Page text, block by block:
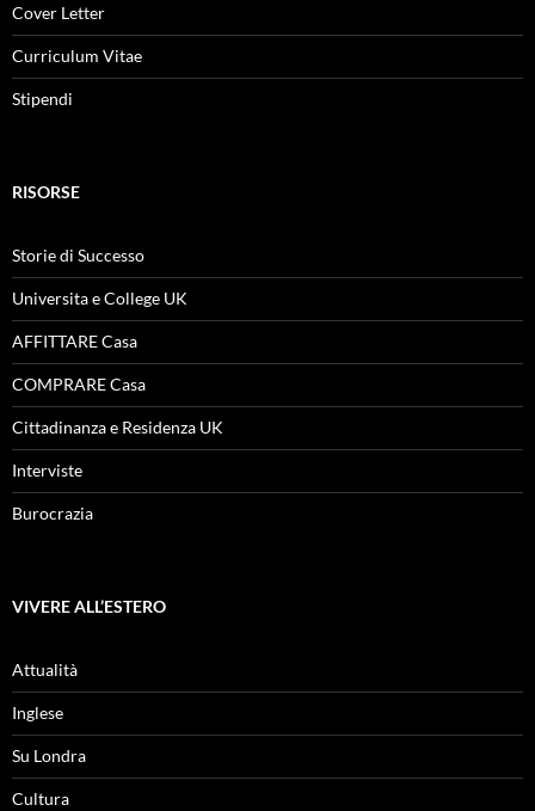
Cover Letter
Curriculum Vitae
Stipendi
RISORSE
Storie di Successo
Universita e College UK
AFFITTARE Casa
COMPRARE Casa
Cittadinanza e Residenza UK
Interviste
Burocrazia
VIVERE ALL’ESTERO
Attualità
Inglese
Su Londra
Cultura